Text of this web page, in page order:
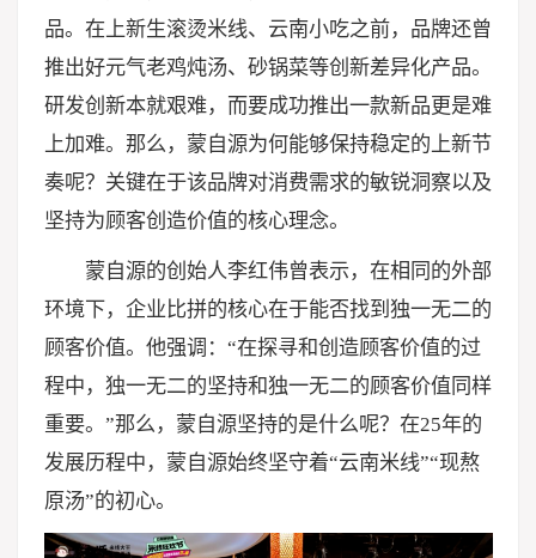
品。在上新生滚烫米线、云南小吃之前，品牌还曾
推出好元气老鸡炖汤、砂锅菜等创新差异化产品。
研发创新本就艰难，而要成功推出一款新品更是难
上加难。那么，蒙自源为何能够保持稳定的上新节
奏呢？关键在于该品牌对消费需求的敏锐洞察以及
坚持为顾客创造价值的核心理念。
蒙自源的创始人李红伟曾表示，在相同的外部
环境下，企业比拼的核心在于能否找到独一无二的
顾客价值。他强调：“在探寻和创造顾客价值的过
程中，独一无二的坚持和独一无二的顾客价值同样
重要。”那么，蒙自源坚持的是什么呢？在25年的
发展历程中，蒙自源始终坚守着“云南米线”“现熬
原汤”的初心。